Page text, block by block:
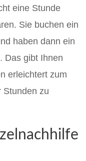
eine Stunde
Sie buchen ein
haben dann ein
Das gibt Ihnen
erleichtert zum
Stunden zu